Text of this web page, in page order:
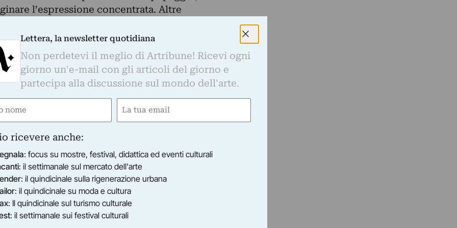
l’espressione concentrata. Altre
meno tempestosi o sono impegnate in lunghe
circumnavigazione del continente
evidenza cartografica in South Atlantic
da paesaggi misteriosi, con una
popolata da donne misteriose che volgono lo
alla luna, che non è ancora vaga di mirar
in contemplando la terra.
vive e lavora a Roma) esordisce con quadri
pastasciutta, frutta e verdura,
esposti nella mostra L.I.F.E a New York
un viaggio in Italia attraverso la pittura dei suoi
Mondiale della Gioventù a Roma nel
presenta la mostra Simboli Sacri con
tutti di dimensioni colossali. Essendo anche
paesaggi urbani che espone nelle mostre La
Lettera, la newsletter quotidiana
Non perdetevi il meglio di Artribune! Ricevi ogni
giorno un'e-mail con gli articoli del giorno e
partecipa alla discussione sul mondo dell'arte.
Email
ricevere anche:
: focus su mostre, festival, didattica ed eventi culturali
: il settimanale sul mercato dell'arte
: il quindicinale sulla rigenerazione urbana
: il quindicinale su moda e cultura
: Il quindicinale sul turismo culturale
: il settimanale sui festival culturali